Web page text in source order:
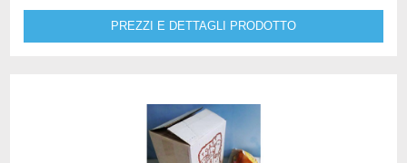
PREZZI E DETTAGLI PRODOTTO